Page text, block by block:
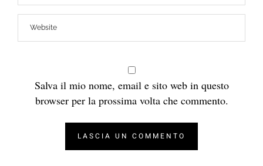
Salva il mio nome, email e sito web in questo
browser per la prossima volta che commento.